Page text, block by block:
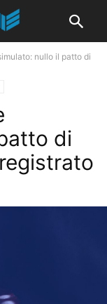
nullo il patto di
di